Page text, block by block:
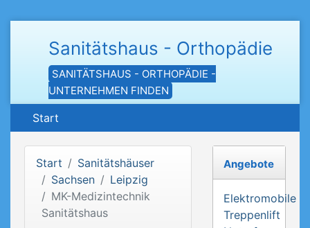
Sanitätshaus - Orthopädie
SANITÄTSHAUS - ORTHOPÄDIE -
UNTERNEHMEN FINDEN
Start
Start
Sanitätshäuser
Sachsen
Leipzig
MK-Medizintechnik
Sanitätshaus
Angebote
Elektromobile
Treppenlift